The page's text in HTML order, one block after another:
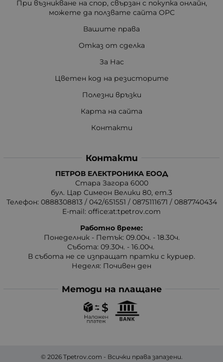
При възникване на спор, свързан с покупка онлайн,
можете да ползвате сайта ОРС
Вашите права
Отказ от сделка
За Нас
Цветен код на резисторите
Полезни връзки
Карта на сайта
Контакти
Контакти
ПЕТРОВ ЕЛЕКТРОНИКА ЕООД
Стара Загора 6000
бул. Цар Симеон Велики 80, ет.3
Телефон: 0888308813 / 042/651551 / 0875111671 / 0887740434
E-mail: office:at:tpetrov.com
Работно време:
Понеделник - Петък: 09.00ч. - 18.30ч.
Събота: 09.30ч. - 16.00ч.
В събота не се изпращат пратки с куриер.
Неделя: Почивен ден
Методи на плащане
© 2026 Tpetrov.com - Всички права запазени.